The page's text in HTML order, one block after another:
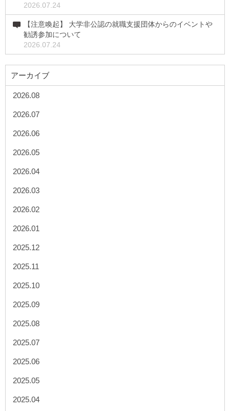
2026.07.24
【注意喚起】 大学非公認の就職支援団体からのイベントや
勧誘参加について
2026.07.24
アーカイブ
2026.08
2026.07
2026.06
2026.05
2026.04
2026.03
2026.02
2026.01
2025.12
2025.11
2025.10
2025.09
2025.08
2025.07
2025.06
2025.05
2025.04